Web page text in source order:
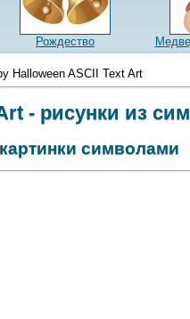
Рождество
Halloween ASCII Text Art
- рисунки из
символами